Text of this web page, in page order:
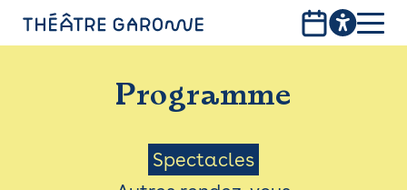
PROGRAMME
INFOS PRATIQUES
AVEC LES PUBLICS
Programme
Menu
Spectacles